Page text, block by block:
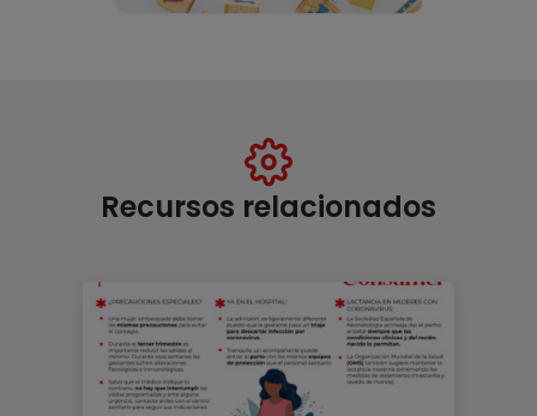
Recursos relacionados